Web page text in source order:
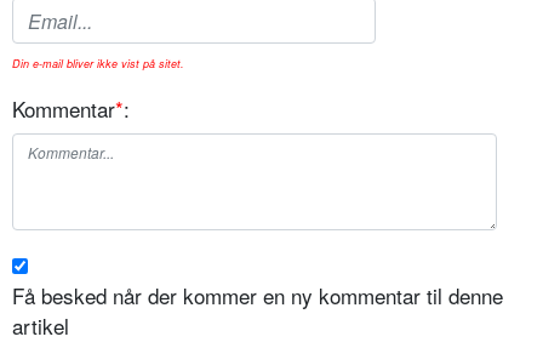
Din e-mail bliver ikke vist på sitet.
Kommentar*:
Få besked når der kommer en ny kommentar til denne
artikel